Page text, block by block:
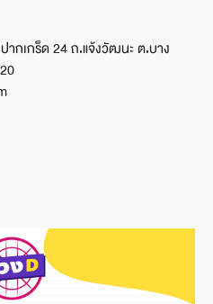
กเกร็ด 24 ถ.แจ้งวัฒนะ ต.บาง